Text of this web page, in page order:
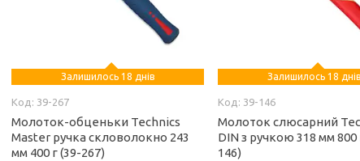
Залишилось 18 днів
39-267
Молоток-обценьки Technics
Master ручка скловолокно 243
мм 400 г (39-267)
Залишилось 18 днів
39-146
Молоток слюсарний
DIN з ручкою 318 мм 800
146)